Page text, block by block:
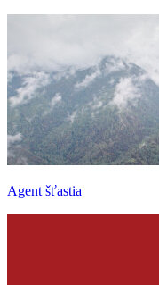
Agent šťastia